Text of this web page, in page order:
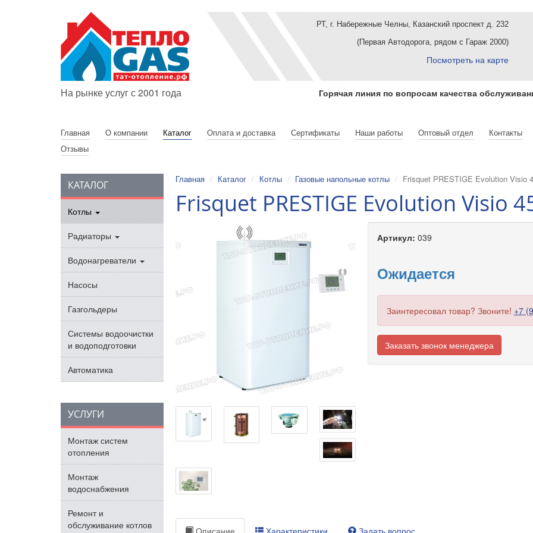
На рынке услуг с 2001 года
РТ, г. Набережные Челны, Казанский проспект д. 232
(Первая Автодорога, рядом с Гараж 2000)
Посмотреть на карте
Горячая линия по вопросам качества
Главная О компании Каталог Оплата и доставка Сертификаты Наши работы Оптовый отдел
Контакты
Отзывы
Главная Каталог Котлы Газовые напольные котлы Frisquet PRESTIGE Evolution Visio
Frisquet PRESTIGE Evolution Visio
Артикул: 039
Ожидается
Заинтересовал товар? Звоните! +7
Заказать звонок менеджера
Описание Характеристики Задать вопрос
КАТАЛОГ
Котлы
Радиаторы
Водонагреватели
Насосы
Газгольдеры
Системы водоочистки
и водоподготовки
Автоматика
УСЛУГИ
Монтаж систем
отопления
Монтаж
водоснабжения
Ремонт и
обслуживание котлов